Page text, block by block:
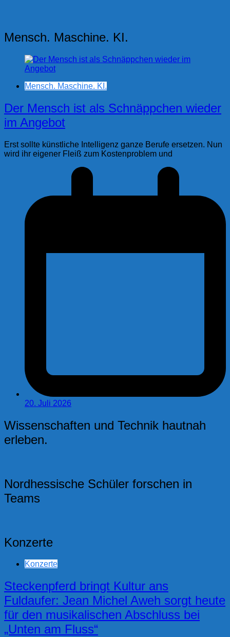
Mensch. Maschine. KI.
Mensch. Maschine. KI.
Der Mensch ist als Schnäppchen wieder
im Angebot
Erst sollte künstliche Intelligenz ganze Berufe ersetzen. Nun
wird ihr eigener Fleiß zum Kostenproblem und
20. Juli 2026
Wissenschaften und Technik hautnah
erleben.
Nordhessische Schüler forschen in
Teams
Konzerte
Konzerte
Steckenpferd bringt Kultur ans
Fuldaufer: Jean Michel Aweh sorgt heute
für den musikalischen Abschluss bei
„Unten am Fluss“